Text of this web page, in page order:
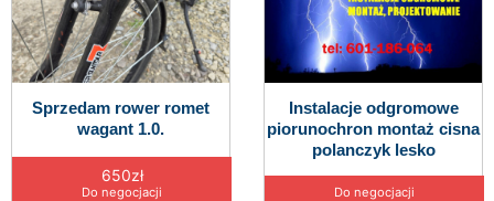
Sprzedam rower romet
wagant 1.0.
650zł
Do negocjacji
Instalacje odgromowe
piorunochron montaż cisna
polanczyk lesko
Do negocjacji